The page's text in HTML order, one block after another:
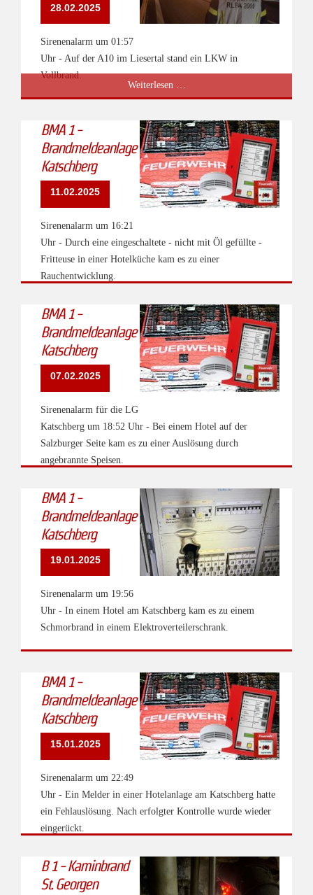
28.02.2025
Sirenenalarm um 01:57
Uhr - Auf der A10 im Liesertal stand ein LKW in
Vollbrand.
Weiterlesen …
4
-
LKW-
Brand
A10
Tauern
Autobahn
BMA 1 -
Brandmeldeanlage
Katschberg
11.02.2025
Sirenenalarm um 16:21
Uhr - Durch eine eingeschaltete - nicht mit Öl gefüllte -
Fritteuse in einer Hotelküche kam es zu einer
Rauchentwicklung.
BMA 1 -
Brandmeldeanlage
Katschberg
07.02.2025
Sirenenalarm für die LG
Katschberg um 18:52 Uhr - Bei einem Hotel auf der
Salzburger Seite kam es zu einer Auslösung durch
angebrannte Speisen.
BMA 1 -
Brandmeldeanlage
Katschberg
19.01.2025
Sirenenalarm um 19:56
Uhr - In einem Hotel am Katschberg kam es zu einem
Schmorbrand in einem Elektroverteilerschrank.
BMA 1 -
Brandmeldeanlage
Katschberg
15.01.2025
Sirenenalarm um 22:49
Uhr - Ein Melder in einer Hotelanlage am Katschberg hatte
ein Fehlauslösung. Nach erfolgter Kontrolle wurde wieder
eingerückt.
B 1 - Kaminbrand
St. Georgen